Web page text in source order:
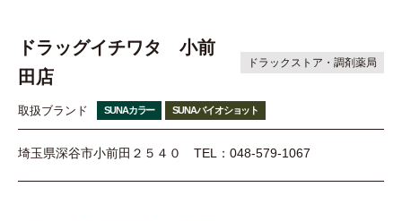
ドラッグイチワタ 小前
田店
ドラックストア・調剤薬局
取扱ブランド SUNAカラー SUNAバイオショット
埼玉県深谷市小前田２５４０ TEL：048-579-1067